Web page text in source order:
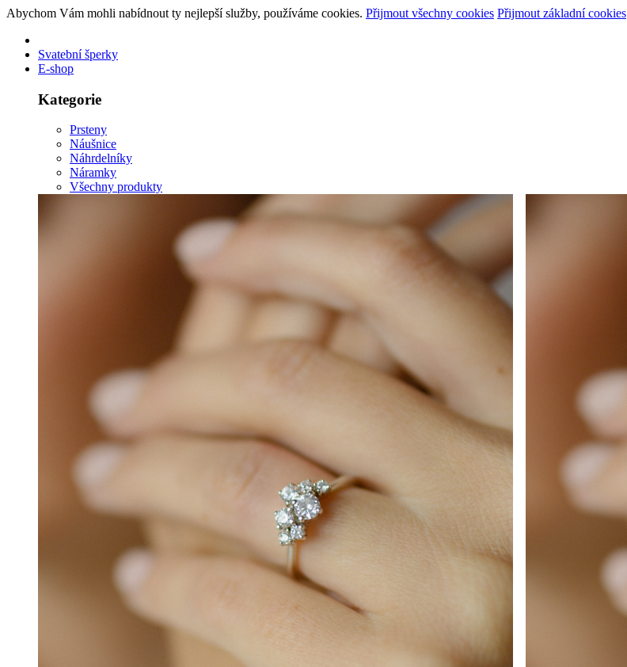
Abychom Vám mohli nabídnout ty nejlepší služby, používáme cookies. Přijmout všechny cookies Přijmout základní cookies
Svatební šperky
E-shop
Kategorie
Prsteny
Náušnice
Náhrdelníky
Náramky
Všechny produkty